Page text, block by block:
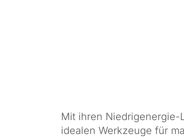
Mit ihren Niedrigenergie-
idealen Werkzeuge für